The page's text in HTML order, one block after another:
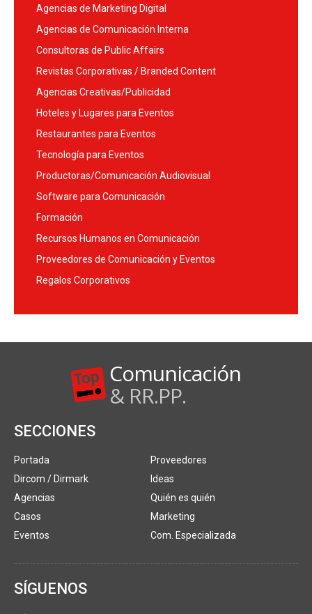
Agencias de Marketing Digital
Agencias de Comunicación Interna
Consultoras de Public Affairs
Revistas Corporativas / Branded Content
Agencias Creativas/Publicidad
Hoteles y Lugares para Eventos
Restaurantes para Eventos
Tecnología para Eventos
Productoras/Comunicación Audiovisual
Software para Comunicación
Formación
Recursos Humanos en Comunicación
Proveedores de Comunicación y Eventos
Regalos Corporativos
Comunicación
& RR.PP.
SECCIONES
Portada
Dircom / Dirmark
Agencias
Casos
Eventos
Proveedores
Ideas
Quién es quién
Marketing
Com. Especializada
SÍGUENOS